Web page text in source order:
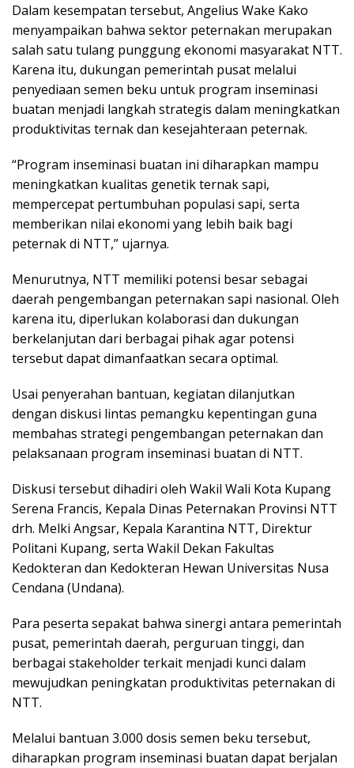
Dalam kesempatan tersebut, Angelius Wake Kako
menyampaikan bahwa sektor peternakan merupakan
salah satu tulang punggung ekonomi masyarakat NTT.
Karena itu, dukungan pemerintah pusat melalui
penyediaan semen beku untuk program inseminasi
buatan menjadi langkah strategis dalam meningkatkan
produktivitas ternak dan kesejahteraan peternak.
“Program inseminasi buatan ini diharapkan mampu
meningkatkan kualitas genetik ternak sapi,
mempercepat pertumbuhan populasi sapi, serta
memberikan nilai ekonomi yang lebih baik bagi
peternak di NTT,” ujarnya.
Menurutnya, NTT memiliki potensi besar sebagai
daerah pengembangan peternakan sapi nasional. Oleh
karena itu, diperlukan kolaborasi dan dukungan
berkelanjutan dari berbagai pihak agar potensi
tersebut dapat dimanfaatkan secara optimal.
Usai penyerahan bantuan, kegiatan dilanjutkan
dengan diskusi lintas pemangku kepentingan guna
membahas strategi pengembangan peternakan dan
pelaksanaan program inseminasi buatan di NTT.
Diskusi tersebut dihadiri oleh Wakil Wali Kota Kupang
Serena Francis, Kepala Dinas Peternakan Provinsi NTT
drh. Melki Angsar, Kepala Karantina NTT, Direktur
Politani Kupang, serta Wakil Dekan Fakultas
Kedokteran dan Kedokteran Hewan Universitas Nusa
Cendana (Undana).
Para peserta sepakat bahwa sinergi antara pemerintah
pusat, pemerintah daerah, perguruan tinggi, dan
berbagai stakeholder terkait menjadi kunci dalam
mewujudkan peningkatan produktivitas peternakan di
NTT.
Melalui bantuan 3.000 dosis semen beku tersebut,
diharapkan program inseminasi buatan dapat berjalan